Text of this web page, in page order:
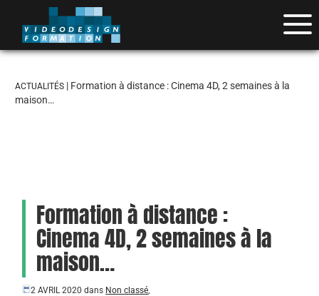
ACTUALITÉS | Formation à distance : Cinema 4D, 2 semaines à la
maison…
Formation à distance :
Cinema 4D, 2 semaines à la
maison…
2 AVRIL 2020 dans Non classé,